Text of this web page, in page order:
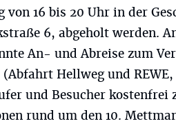
von 16 bis 20 Uhr in der
6, abgeholt werden.
An- und Abreise zum
(Abfahrt Hellweg und
und Besucher
rund um den 10.